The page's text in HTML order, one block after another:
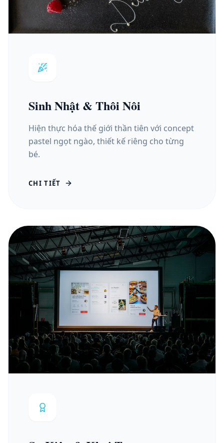
Sinh Nhật & Thôi Nôi
Hiện thực hóa thế giới thần tiên với concept
pastel ngọt ngào, thiết kế riêng cho từng
bé.
CHI TIẾT